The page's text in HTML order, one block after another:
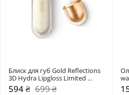
Блиск для губ Gold Reflections
3D Hydra Lipgloss Limited
Edition Kiko Milano
594 ₴ 699 ₴